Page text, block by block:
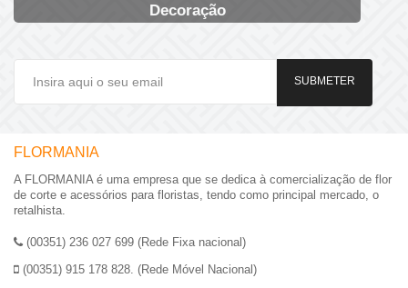
Decoração
SUBMETER
FLORMANIA
A FLORMANIA é uma empresa que se dedica à comercialização de flor
de corte e acessórios para floristas, tendo como principal mercado, o
retalhista.
(00351) 236 027 699 (Rede Fixa nacional)
(00351) 915 178 828. (Rede Móvel Nacional)